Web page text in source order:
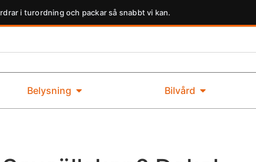
i turordning och packar så snabbt vi kan.
Belysning Bilvård